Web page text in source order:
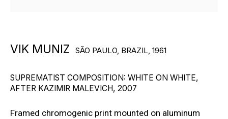
БОЛЬШЕ ХУДОЖНИКОВ
VIK MUNIZ SÃO PAULO, BRAZIL, 1961
SUPREMATIST COMPOSITION: WHITE ON WHITE,
AFTER KAZIMIR MALEVICH, 2007
Framed chromogenic print mounted on aluminum